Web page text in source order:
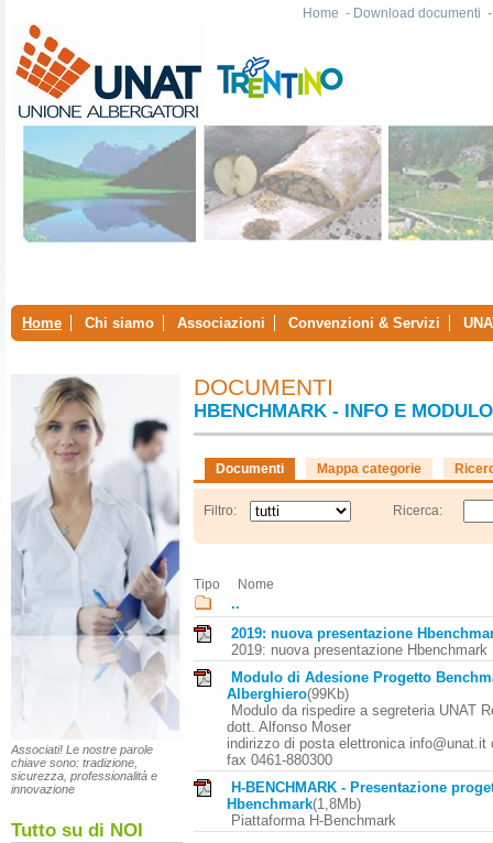
Home - Download documenti
Home Chi siamo Associazioni Convenzioni & Servizi
Associati! Le nostre parole
chiave sono: tradizione,
sicurezza, professionalità e
innovazione
Tutto su di NOI
DOCUMENTI
HBENCHMARK - INFO E
Documenti Mappa categorie
Filtro: Ricerca:
Tipo Nome
..
2019: nuova presentazione
2019: nuova presentazione Hbenchmark
Modulo di Adesione Progetto
Alberghiero(99Kb)
Modulo da rispedire a segreteria UNAT
dott. Alfonso Moser
indirizzo di posta elettronica info@unat.it
fax 0461-880300
H-BENCHMARK - Presentazione
Hbenchmark(1,8Mb)
Piattaforma H-Benchmark